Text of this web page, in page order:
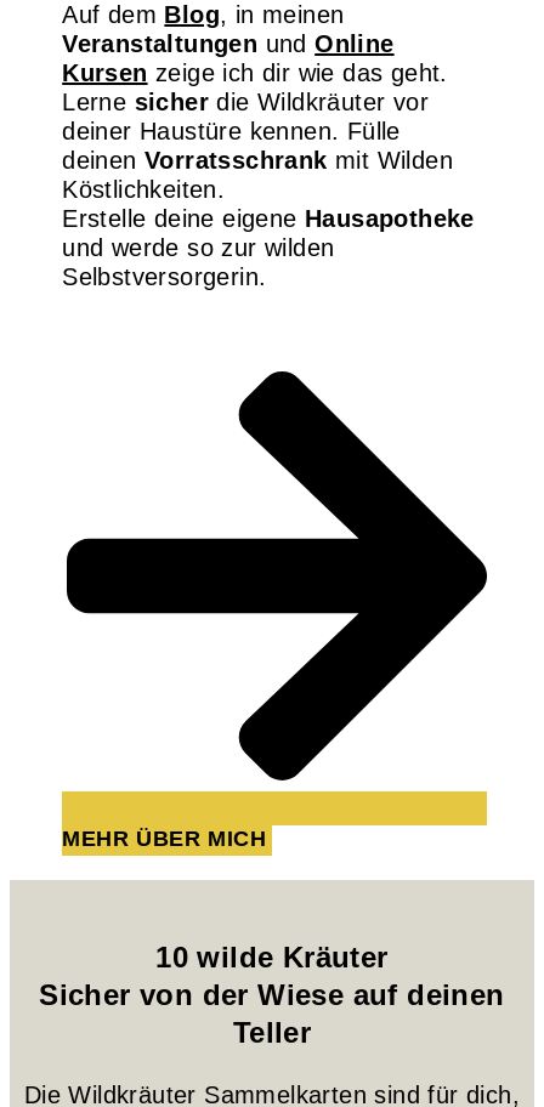
Auf dem Blog, in meinen
Veranstaltungen undOnline
Kursen zeige ich dir wie das geht.
Lerne sicher die Wildkräuter vor
deiner Haustüre kennen. Fülle
deinen Vorratsschrank mit Wilden
Köstlichkeiten.
Erstelle deine eigene Hausapotheke
und werde so zur wilden
Selbstversorgerin.
MEHR ÜBER MICH
10 wilde Kräuter
Sicher von der Wiese auf deinen
Teller
Die Wildkräuter Sammelkarten sind für dich,